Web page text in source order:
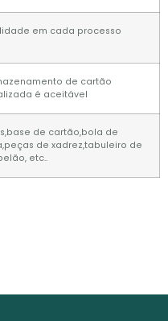
em cada processo
de cartão
é aceitável
de cartão,bola de
de xadrez,tabuleiro de
etc..